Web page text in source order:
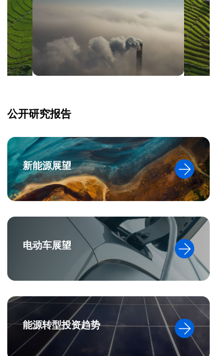
公开研究报告
新能源展望
电动车展望
能源转型投资趋势